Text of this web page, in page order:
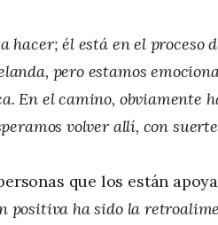
hacer; él está en el
pero estamos
En el camino, obviamente
volver allí, con
que los están
positiva ha sido la